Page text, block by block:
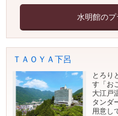
水明館の
ＴＡＯＹＡ下呂
とろり
す「お
大江戸
タンダ
用意し